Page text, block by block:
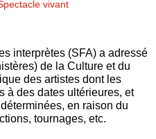
vivant
interprètes (SFA) a adressé
de la Culture et du
des artistes dont les
à des dates ultérieures, et
en raison du
tournages, etc.